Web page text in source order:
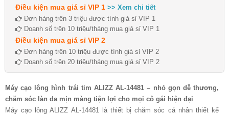
Điều kiện mua giá sỉ VIP 1 >> Xem chi tiết
Đơn hàng trên 3 triệu được tính giá sỉ VIP 1
Doanh số trên 10 triệu/tháng mua giá sỉ VIP 1
Điều kiện mua giá sỉ VIP 2
Đơn hàng trên 10 triệu được tính giá sỉ VIP 2
Doanh số trên 20 triệu/tháng mua giá sỉ VIP 2
Máy cạo lông hình trái tim ALIZZ AL-14481 – nhỏ gọn dễ thương,
chăm sóc làn da mịn màng tiện lợi cho mọi cô gái hiện đại
Máy cạo lông ALIZZ AL-14481 là thiết bị chăm sóc cá nhân thiết kế